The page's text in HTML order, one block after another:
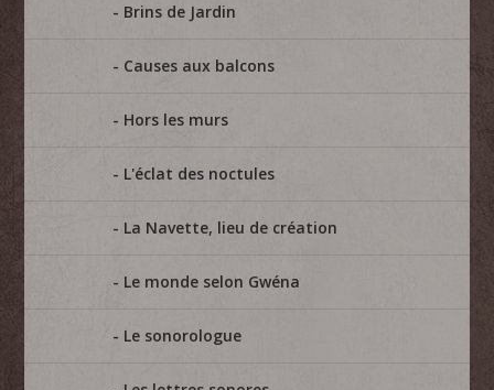
Brins de Jardin
Causes aux balcons
Hors les murs
L'éclat des noctules
La Navette, lieu de création
Le monde selon Gwéna
Le sonorologue